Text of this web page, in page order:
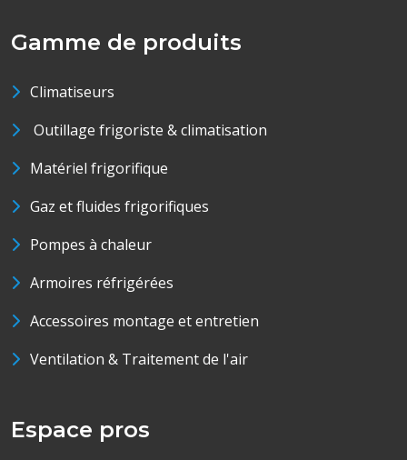
Gamme de produits
Climatiseurs
Outillage frigoriste & climatisation
Matériel frigorifique
Gaz et fluides frigorifiques
Pompes à chaleur
Armoires réfrigérées
Accessoires montage et entretien
Ventilation & Traitement de l'air
Espace pros